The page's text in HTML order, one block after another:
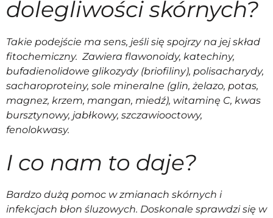
dolegliwości skórnych?
Takie podejście ma sens, jeśli się spojrzy na jej skład
fitochemiczny. Zawiera flawonoidy, katechiny,
bufadienolidowe glikozydy (briofiliny), polisacharydy,
sacharoproteiny, sole mineralne (glin, żelazo, potas,
magnez, krzem, mangan, miedź), witaminę C, kwas
bursztynowy, jabłkowy, szczawiooctowy,
fenolokwasy.
I co nam to daje?
Bardzo dużą pomoc w zmianach skórnych i
infekcjach błon śluzowych. Doskonale sprawdzi się w